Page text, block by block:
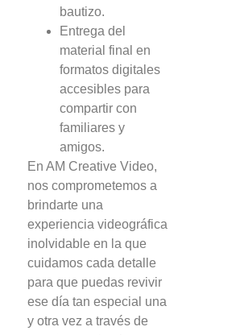
bautizo.
Entrega del
material final en
formatos digitales
accesibles para
compartir con
familiares y
amigos.
En AM Creative Video,
nos comprometemos a
brindarte una
experiencia videográfica
inolvidable en la que
cuidamos cada detalle
para que puedas revivir
ese día tan especial una
y otra vez a través de